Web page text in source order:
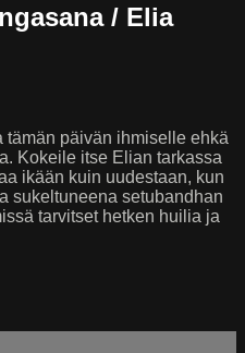
/ Elia
tämän päivän ihmiselle ehkä
Kokeile itse Elian tarkassa
ikään kuin uudestaan, kun
sukeltuneena setubandhan
tarvitset hetken huilia ja